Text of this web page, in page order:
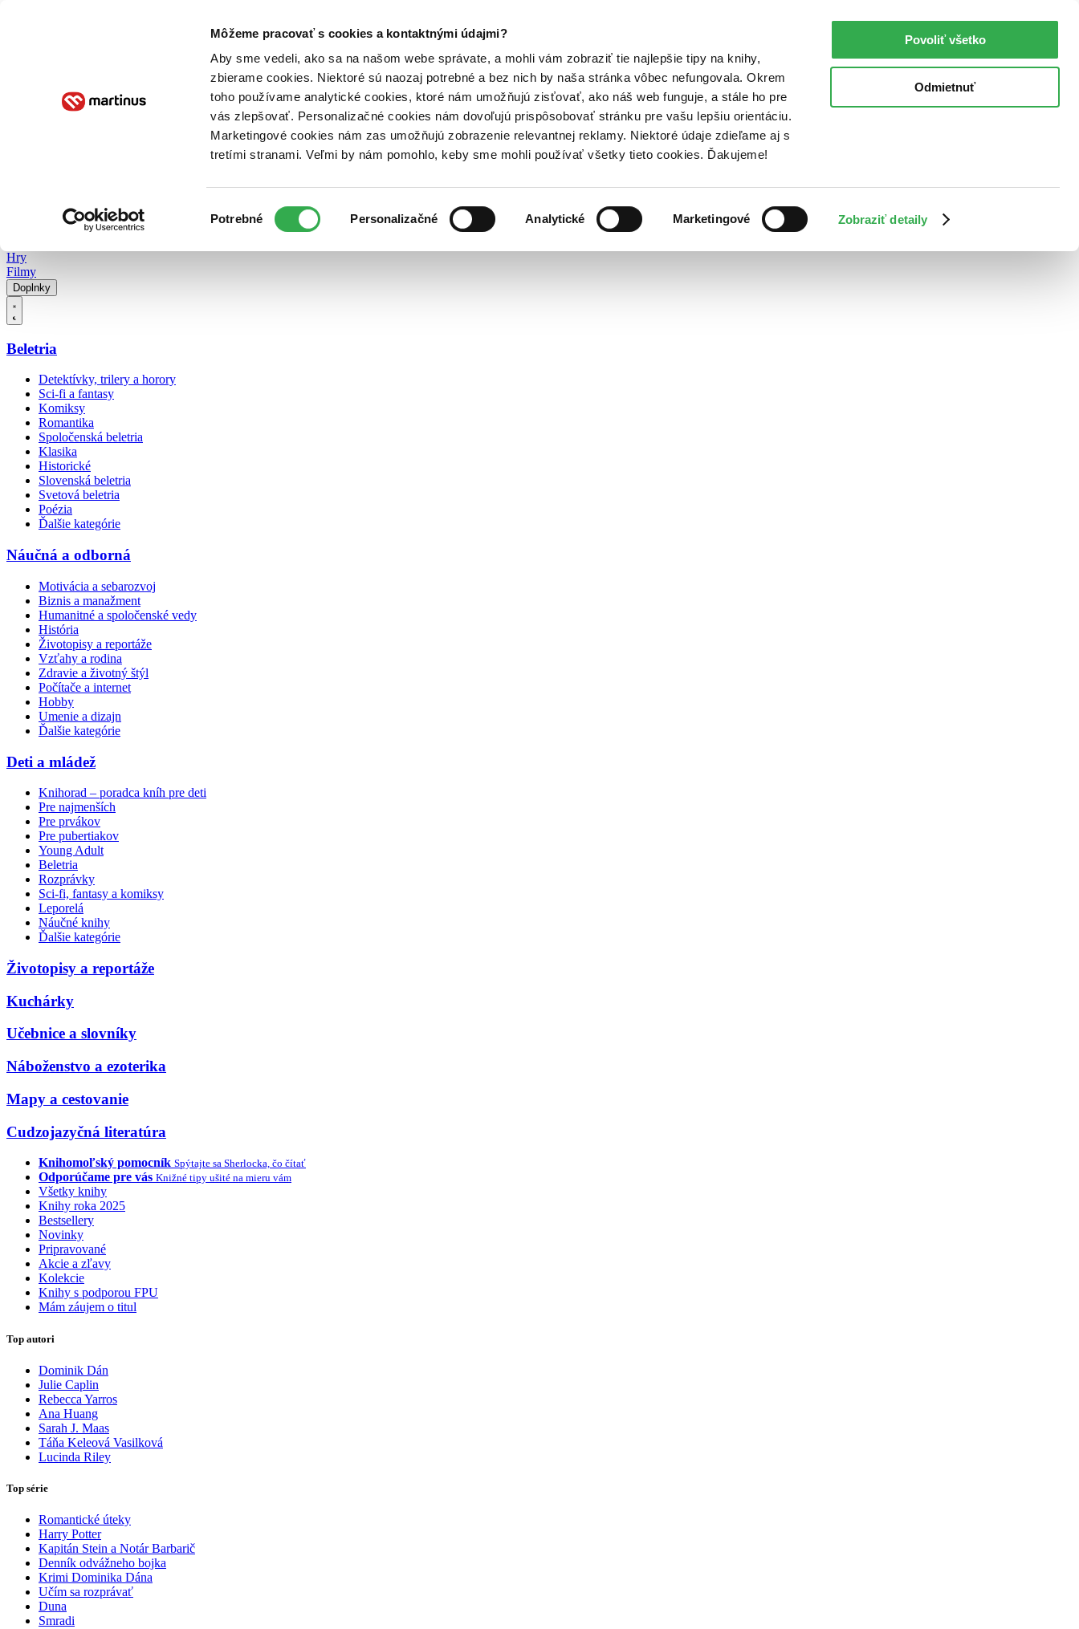
Môžeme pracovať s cookies a kontaktnými údajmi?
Aby sme vedeli, ako sa na našom webe správate, a mohli vám zobraziť tie najlepšie tipy na knihy,
zbierame cookies. Niektoré sú naozaj potrebné a bez nich by naša stránka vôbec nefungovala. Okrem
toho používame analytické cookies, ktoré nám umožňujú zisťovať, ako náš web funguje, a stále ho pre
vás zlepšovať. Personalizačné cookies nám dovoľujú prispôsobovať stránku pre vašu lepšiu orientáciu.
Marketingové cookies nám zas umožňujú zobrazenie relevantnej reklamy. Niektoré údaje zdieľame aj s
tretími stranami. Veľmi by nám pomohlo, keby sme mohli používať všetky tieto cookies. Ďakujeme!
súhlasu
Potrebné Personalizačné Analytické Marketingové Zobraziť detaily
Povoliť všetko
Odmietnuť
Poukážky Kontakt
Hry
Filmy
Doplnky
Beletria
Detektívky, trilery a horory
Sci-fi a fantasy
Komiksy
Romantika
Spoločenská beletria
Klasika
Historické
Slovenská beletria
Svetová beletria
Poézia
Ďalšie kategórie
Náučná a odborná
Motivácia a sebarozvoj
Biznis a manažment
Humanitné a spoločenské vedy
História
Životopisy a reportáže
Vzťahy a rodina
Zdravie a životný štýl
Počítače a internet
Hobby
Umenie a dizajn
Ďalšie kategórie
Deti a mládež
Knihorad – poradca kníh pre deti
Pre najmenších
Pre prvákov
Pre pubertiakov
Young Adult
Beletria
Rozprávky
Sci-fi, fantasy a komiksy
Leporelá
Náučné knihy
Ďalšie kategórie
Životopisy a reportáže
Kuchárky
Učebnice a slovníky
Náboženstvo a ezoterika
Mapy a cestovanie
Cudzojazyčná literatúra
Knihomoľský pomocník Spýtajte sa Sherlocka, čo čítať
Odporúčame pre vás Knižné tipy ušité na mieru vám
Všetky knihy
Knihy roka 2025
Bestsellery
Novinky
Pripravované
Akcie a zľavy
Kolekcie
Knihy s podporou FPU
Mám záujem o titul
Top autori
Dominik Dán
Julie Caplin
Rebecca Yarros
Ana Huang
Sarah J. Maas
Táňa Keleová Vasilková
Lucinda Riley
Top série
Romantické úteky
Harry Potter
Kapitán Stein a Notár Barbarič
Denník odvážneho bojka
Krimi Dominika Dána
Učím sa rozprávať
Duna
Smradi